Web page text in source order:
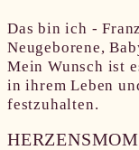
Das bin ich -
Neugeborene,
Mein Wunsch ist
in ihrem Leben
festzuhalten.